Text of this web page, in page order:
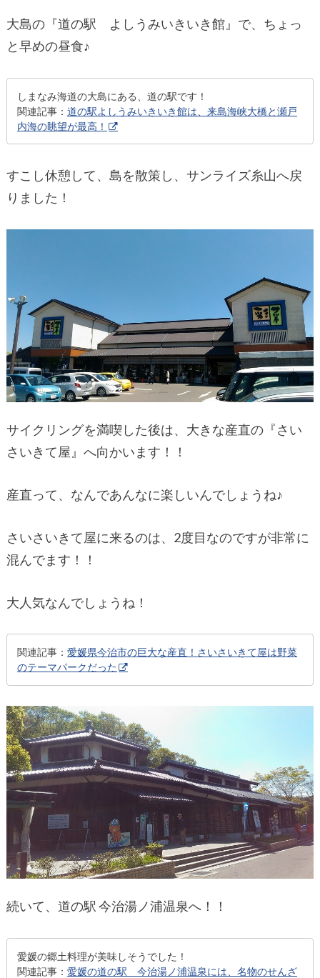
大島の『道の駅 よしうみいきいき館』で、ちょっ
と早めの昼食♪
しまなみ海道の大島にある、道の駅です！
関連記事：道の駅よしうみいきいき館は、来島海峡大橋と瀬戸
内海の眺望が最高！
すこし休憩して、島を散策し、サンライズ糸山へ戻
りました！
サイクリングを満喫した後は、大きな産直の『さい
さいきて屋』へ向かいます！！
産直って、なんであんなに楽しいんでしょうね♪
さいさいきて屋に来るのは、2度目なのですが非常に
混んでます！！
大人気なんでしょうね！
関連記事：愛媛県今治市の巨大な産直！さいさいきて屋は野菜
のテーマパークだった
続いて、道の駅 今治湯ノ浦温泉へ！！
愛媛の郷土料理が美味しそうでした！
関連記事：愛媛の道の駅 今治湯ノ浦温泉には、名物のせんざ